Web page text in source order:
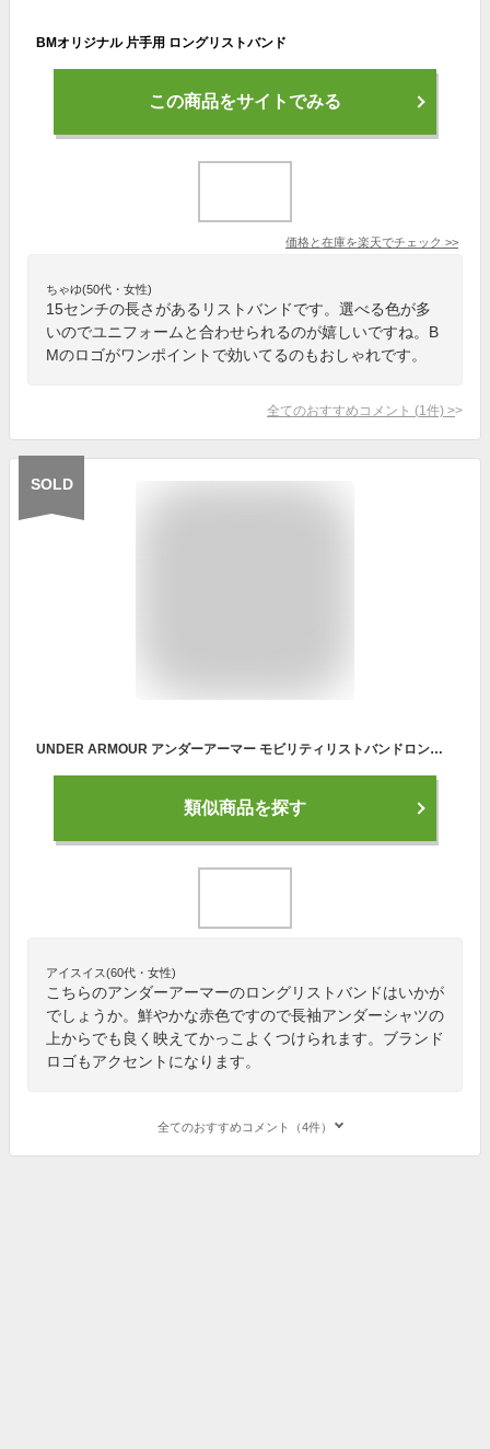
BMオリジナル 片手用 ロングリストバンド
この商品をサイトでみる
価格と在庫を楽天でチェック >>
ちゃゆ(50代・女性)
15センチの長さがあるリストバンドです。選べる色が多
いのでユニフォームと合わせられるのが嬉しいですね。B
Mのロゴがワンポイントで効いてるのもおしゃれです。
全てのおすすめコメント (1 件) >
SOLD
UNDER ARMOUR アンダーアーマー モビリティリストバンドロング(ベースボール/リストバンド/MEN)[1313601 600] 1個入り
類似商品を探す
アイスイス(60代・女性)
こちらのアンダーアーマーのロングリストバンドはいかが
でしょうか。鮮やかな赤色ですので長袖アンダーシャツの
上からでも良く映えてかっこよくつけられます。ブランド
ロゴもアクセントになります。
全てのおすすめコメント（4件）